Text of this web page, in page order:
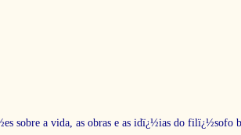
sobre a vida, as obras e as idï¿½ias do filï¿½sofo